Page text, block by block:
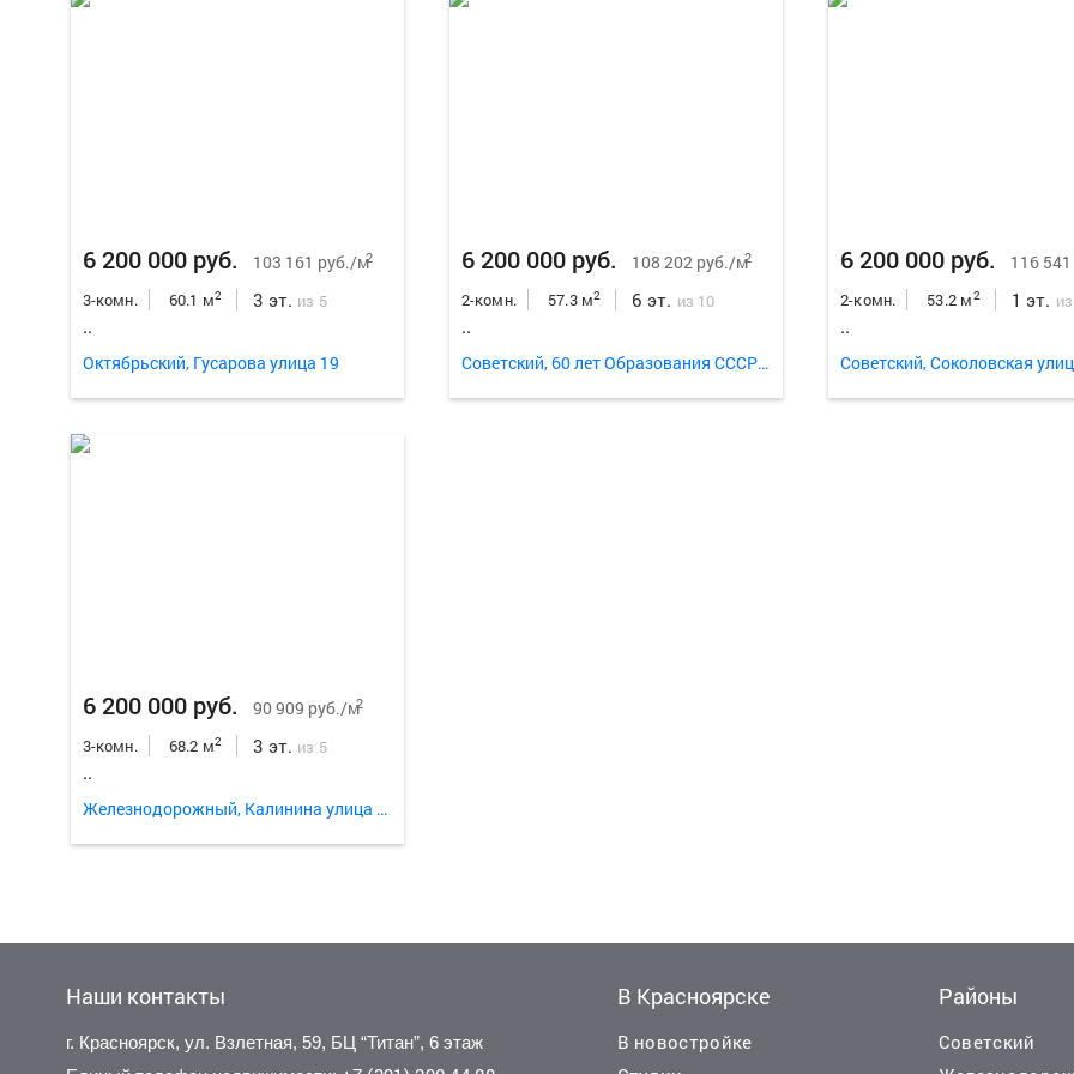
6 200 000 руб. 103 161 руб./м2
3-комн. 60.1 м2 3 эт. из 5
..
Октябрьский, Гусарова улица 19
6 200 000 руб. 108 202 руб./м2
2-комн. 57.3 м2 6 эт. из 10
..
Советский, 60 лет Образования СССР проспект 38д
6 200 000 руб. 116
2-комн. 53.2 м2 1 эт.
..
Советский, Соколовская
6 200 000 руб. 90 909 руб./м2
3-комн. 68.2 м2 3 эт. из 5
..
Железнодорожный, Калинина улица 45
Наши контакты
г. Красноярск, ул. Взлетная, 59, БЦ “Титан”, 6 этаж
В Красноярске
В новостройке
Районы
Советский